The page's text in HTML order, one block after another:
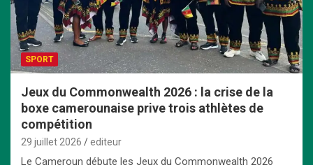
SPORT
Jeux du Commonwealth 2026 : la crise de la
boxe camerounaise prive trois athlètes de
compétition
29 juillet 2026 editeur
Le Cameroun débute les Jeux du Commonwealth 2026